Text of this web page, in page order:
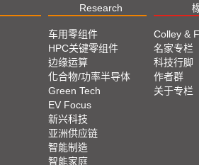
Research
车用零组件
HPC关键零组件
边缘运算
化合物/功率半导体
Green Tech
EV Focus
新兴科技
亚洲供应链
智能制造
智能家庭
Colley &
名家专栏
科技行脚
作者群
关于专栏